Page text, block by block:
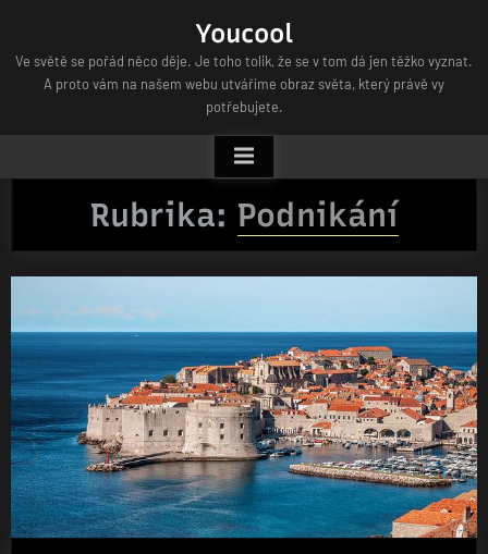
content
Youcool
Ve světě se pořád něco děje. Je toho tolik, že se v tom dá jen těžko vyznat.
A proto vám na našem webu utváříme obraz světa, který právě vy
potřebujete.
Rubrika: Podnikání